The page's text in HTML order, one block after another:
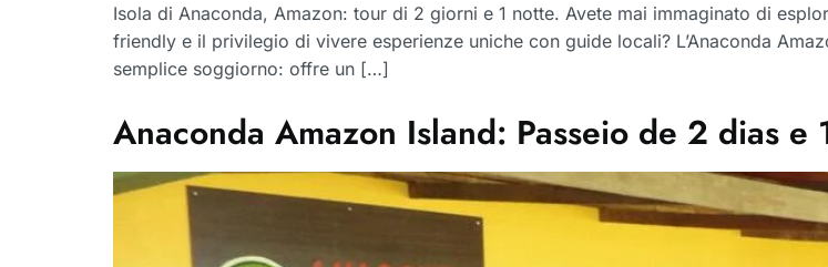
Isola di Anaconda, Amazon: tour di 2 giorni e 1 notte. Avete mai immaginato di
friendly e il privilegio di vivere esperienze uniche con guide locali? L’Anaconda
semplice soggiorno: offre un […]
Anaconda Amazon Island: Passeio de 2 dias e